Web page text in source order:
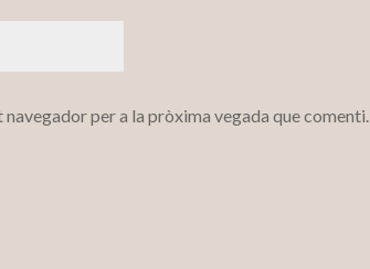
per a la pròxima vegada que comenti.